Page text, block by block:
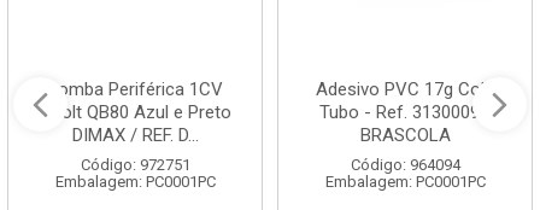
Bomba Periférica 1CV
Bivolt QB80 Azul e Preto
DIMAX / REF. D...
Código: 972751
Embalagem: PC0001PC
Adesivo PVC 17g Cola
Tubo - Ref. 3130009 -
BRASCOLA
Código: 964094
Embalagem: PC0001PC